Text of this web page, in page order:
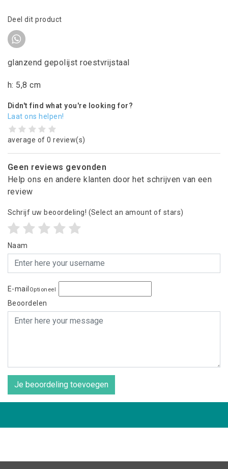
Deel dit product
glanzend gepolijst roestvrijstaal
h: 5,8 cm
Didn't find what you're looking for?
Laat ons helpen!
average of 0 review(s)
Geen reviews gevonden
Help ons en andere klanten door het schrijven van een
review
Schrijf uw beoordeling! (Select an amount of stars)
Naam
E-mail Optioneel
Beoordelen
Je beoordeling toevoegen